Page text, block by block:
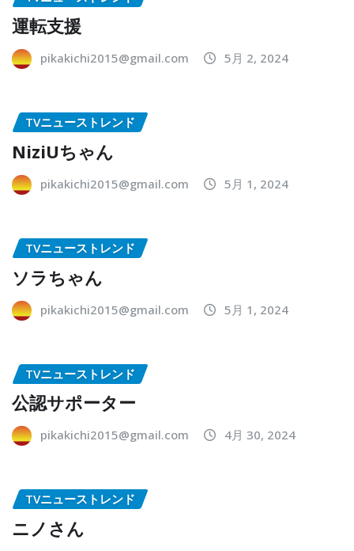
運転支援
pikakichi2015@gmail.com 5月 2, 2024
TVニューストレンド
NiziUちゃん
pikakichi2015@gmail.com 5月 1, 2024
TVニューストレンド
ソラちゃん
pikakichi2015@gmail.com 5月 1, 2024
TVニューストレンド
公認サポーター
pikakichi2015@gmail.com 4月 30, 2024
TVニューストレンド
ニノさん